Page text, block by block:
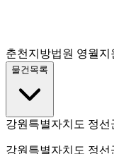
춘천지방법원 영월지
물건목록
강원특별자치도 정선
강원특별자치도 정선